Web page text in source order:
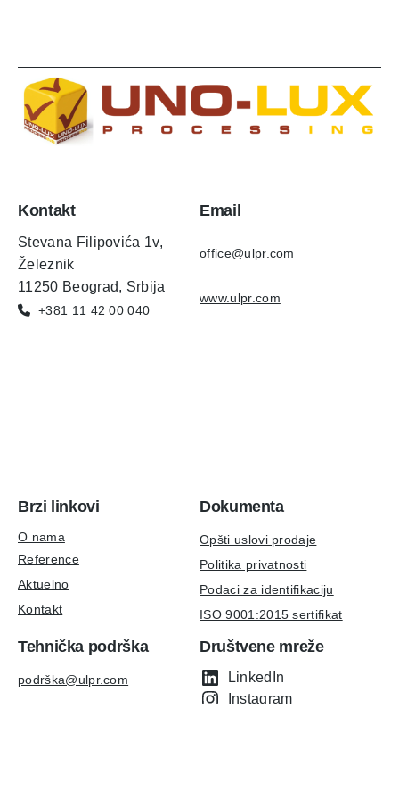
Kontakt
Stevana Filipovića 1v,
Železnik
11250 Beograd, Srbija
+381 11 42 00 040
Email
office@ulpr.com
www.ulpr.com
Brzi linkovi
O nama
Reference
Aktuelno
Kontakt
Dokumenta
Opšti uslovi prodaje
Politika privatnosti
Podaci za identifikaciju
ISO 9001:2015 sertifikat
Tehnička podrška
podrška@ulpr.com
Društvene mreže
LinkedIn
Instagram